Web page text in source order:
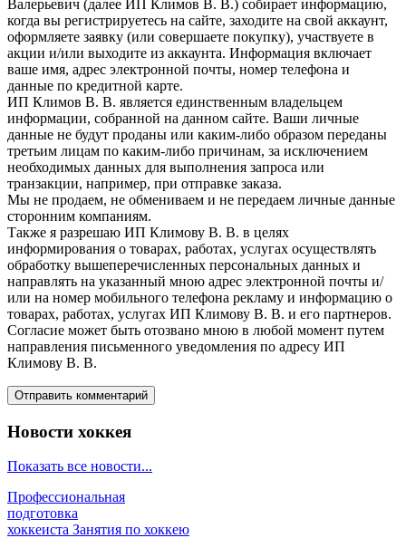
Валерьевич (далее ИП Климов В. В.) собирает информацию,
когда вы регистрируетесь на сайте, заходите на свой аккаунт,
оформляете заявку (или совершаете покупку), участвуете в
акции и/или выходите из аккаунта. Информация включает
ваше имя, адрес электронной почты, номер телефона и
данные по кредитной карте.
ИП Климов В. В. является единственным владельцем
информации, собранной на данном сайте. Ваши личные
данные не будут проданы или каким-либо образом переданы
третьим лицам по каким-либо причинам, за исключением
необходимых данных для выполнения запроса или
транзакции, например, при отправке заказа.
Мы не продаем, не обмениваем и не передаем личные данные
сторонним компаниям.
Также я разрешаю ИП Климову В. В. в целях
информирования о товарах, работах, услугах осуществлять
обработку вышеперечисленных персональных данных и
направлять на указанный мною адрес электронной почты и/
или на номер мобильного телефона рекламу и информацию о
товарах, работах, услугах ИП Климову В. В. и его партнеров.
Согласие может быть отозвано мною в любой момент путем
направления письменного уведомления по адресу ИП
Климову В. В.
Новости хоккея
Показать все новости...
Профессиональная
подготовка
хоккеиста Занятия по хоккею